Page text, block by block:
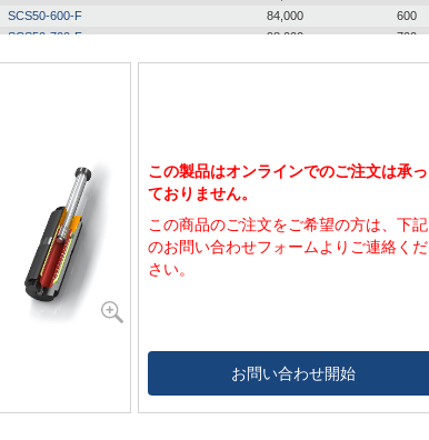
SCS50-600-F
84,000
600
SCS50-700-F
98,000
700
この製品はオンラインでのご注文は承っ
ておりません。
この商品のご注文をご希望の方は、下記
のお問い合わせフォームよりご連絡くだ
さい。
お問い合わせ開始